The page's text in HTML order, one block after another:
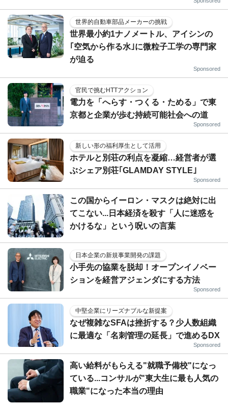
世界的自動車部品メーカーの挑戦
世界最小約1ナノメートル、アイシンの
｢空気から作る水｣に微粒子工学の専門家
が迫る
Sponsored
官民で挑むHTTアクション
電力を「へらす・つくる・ためる」で東
京都と企業が歩む持続可能社会への道
Sponsored
新しい形の福利厚生として活用
ホテルと別荘の利点を凝縮…経営者が選
ぶシェア別荘｢GLAMDAY STYLE｣
Sponsored
この国からイーロン・マスクは絶対に出
てこない...日本経済を殺す「人に迷惑を
かけるな」という呪いの言葉
日本企業の新規事業開発の課題
小手先の協業を脱却！オープンイノベー
ションを経営アジェンダにする方法
Sponsored
中堅企業にリーズナブルな新提案
なぜ複雑なSFAは挫折する？少人数組織
に最適な「名刺管理の延長」で進めるDX
Sponsored
高い給料がもらえる"就職予備校"になっ
ている...コンサルが"東大生に最も人気の
職業"になった本当の理由